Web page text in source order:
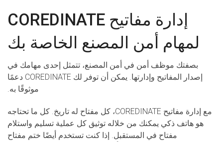
إدارة مفاتيح COREDINATE
لمهام أمن المصنع الخاصة بك
بصفتك موظف أمن في أمن المصنع، تتمثل إحدى مهامك في
إصدار المفاتيح وإدارتها. يمكن أن توفر لك COREDINATE دعمًا
موثوقًا به.
مع إدارة مفاتيح COREDINATE، كل مفتاح له تاريخ. كل ما تحتاجه
هو هاتف ذكي يمكنك من خلاله توثيق كل عملية تسليم واستلام
مفتاح في المستقبل. إذا كنت تستخدم أيضًا ختم مفتاح